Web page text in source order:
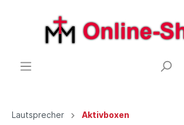
Lautsprecher Aktivboxen